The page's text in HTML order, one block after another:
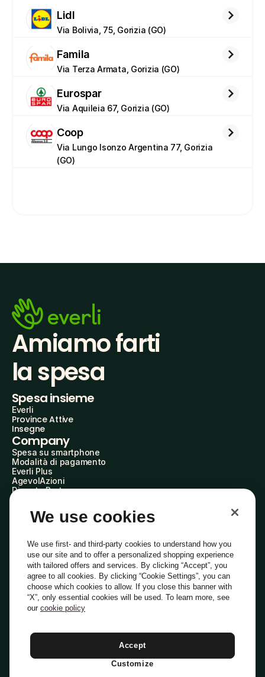
Lidl
Via Bolivia, 75, Gorizia (GO)
Famila
Via Terza Armata, Gorizia (GO)
Eurospar
Via Aquileia 67, Gorizia (GO)
Coop
Via Lungo Isonzo Argentina 77, Gorizia
(GO)
Amiamo farti
la spesa
Spesa insieme
Everli
Province Attive
Insegne
Company
Spesa su smartphone
Modalità di pagamento
Everli Plus
AgevolAzioni
Diventa Partner
Everli Shoppers
About Us
Everli News
Domande frequenti
Lavora con noi
Diventa Shopper
Investitori
PrivacyCookiePreferenze Cookie
Termini e CondizioniCodice Etico
Indirizzo PEC: everli@pec.it - indirizzo DPO: dpo@everli.com
Italiano
We use cookies
We use first- and third-party cookies to understand how you
use our site and to offer a personalized shopping experience
with tailored offers and services. By clicking “Accept”, you
agree to all cookies. By clicking “Cookie Settings”, you can
choose which cookies to allow. If you close this banner with
“X”, only essential cookies will be used. To learn more, see
our cookie policy
Accept
Customize